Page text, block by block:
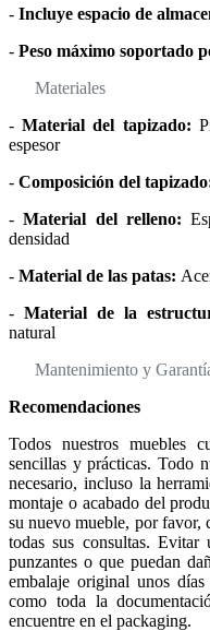
- Incluye espacio de
- Peso máximo soportado
Materiales
- Material del tapizado:
espesor
- Composición del
- Material del relleno:
densidad
- Material de las patas:
- Material de la
natural
Mantenimiento y
Recomendaciones
Todos nuestros muebles
sencillas y prácticas. Todo
necesario, incluso la
montaje o acabado del
su nuevo mueble, por favor,
todas sus consultas. Evitar
punzantes o que puedan
embalaje original unos
como toda la
encuentre en el packaging.